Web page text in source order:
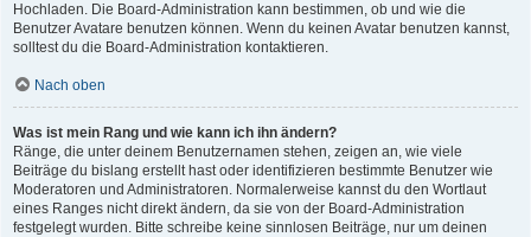
Hochladen. Die Board-Administration kann bestimmen, ob und wie die
Benutzer Avatare benutzen können. Wenn du keinen Avatar benutzen kannst,
solltest du die Board-Administration kontaktieren.
Nach oben
Was ist mein Rang und wie kann ich ihn ändern?
Ränge, die unter deinem Benutzernamen stehen, zeigen an, wie viele
Beiträge du bislang erstellt hast oder identifizieren bestimmte Benutzer wie
Moderatoren und Administratoren. Normalerweise kannst du den Wortlaut
eines Ranges nicht direkt ändern, da sie von der Board-Administration
festgelegt wurden. Bitte schreibe keine sinnlosen Beiträge, nur um deinen